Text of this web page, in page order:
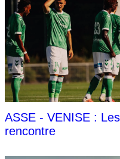
ASSE - VENISE :
rencontre